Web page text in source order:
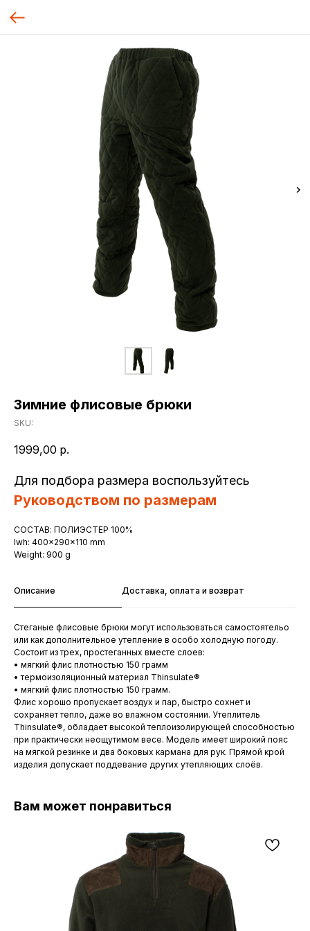
Зимние флисовые брюки
SKU:
1999,00 р.
Для подбора размера воспользуйтесь
Руководством по размерам
СОСТАВ: ПОЛИЭСТЕР 100%
lwh: 400x290x110 mm
Weight: 900 g
Описание Доставка, оплата и возврат
Стеганые флисовые брюки могут использоваться самостоятельо
или как дополнительное утепление в особо холодную погоду.
Состоит из трех, простеганных вместе слоев:
• мягкий флис плотностью 150 грамм
• термоизоляционный материал Thinsulate®
• мягкий флис плотностью 150 грамм.
Флис хорошо пропускает воздух и пар, быстро сохнет и
сохраняет тепло, даже во влажном состоянии. Утеплитель
Thinsulate®, обладает высокой теплоизолирующей способностью
при практически неощутимом весе. Модель имеет широкий пояс
на мягкой резинке и два боковых кармана для рук. Прямой крой
изделия допускает поддевание других утепляющих слоёв.
Вам может понравиться